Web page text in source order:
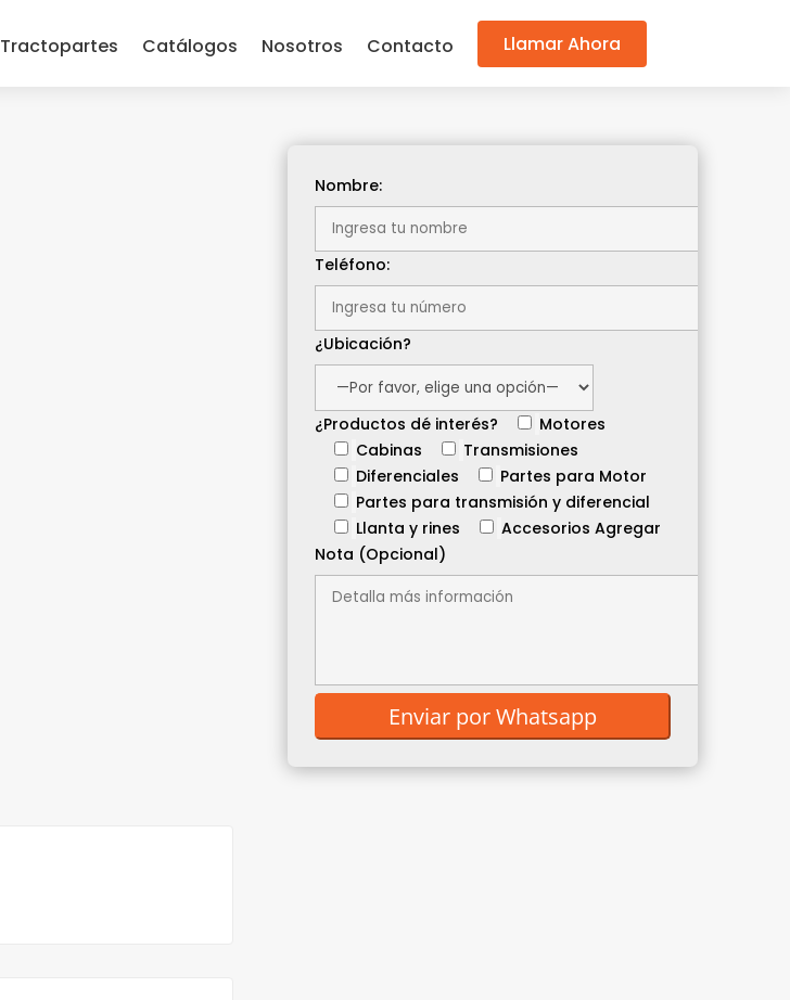
Tractopartes Catálogos Nosotros Contacto Llamar Ahora
Nombre:
Teléfono:
¿Ubicación?
¿Productos dé interés?
Motores
Cabinas
Transmisiones
Diferenciales
Partes para Motor
Partes para transmisión y diferencial
Llanta y rines
Accesorios Agregar
Nota (Opcional)